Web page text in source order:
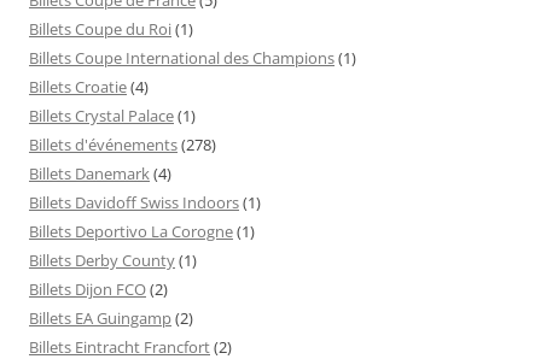
Billets Coupe du Roi(1)
Billets Coupe International des Champions(1)
Billets Croatie(4)
Billets Crystal Palace(1)
Billets d'événements(278)
Billets Danemark(4)
Billets Davidoff Swiss Indoors(1)
Billets Deportivo La Corogne(1)
Billets Derby County(1)
Billets Dijon FCO(2)
Billets EA Guingamp(2)
Billets Eintracht Francfort(2)